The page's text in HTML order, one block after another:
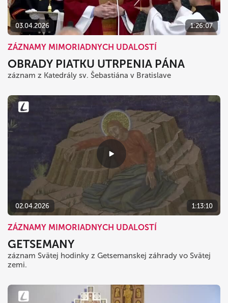
03.04.2026 1:26:07
ZÁZNAMY MIMORIADNYCH UDALOSTÍ
OBRADY PIATKU UTRPENIA PÁNA
záznam z Katedrály sv. Šebastiána v Bratislave
02.04.2026 1:13:10
ZÁZNAMY MIMORIADNYCH UDALOSTÍ
GETSEMANY
záznam Svätej hodinky z Getsemanskej záhrady vo Svätej
zemi.